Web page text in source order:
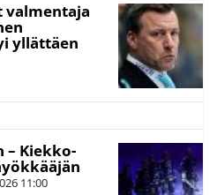
valmentaja
yllättäen
– Kiekko-
11:00